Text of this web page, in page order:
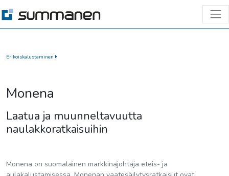
Erikoiskalustaminen
Monena
Laatua ja muunneltavuutta
naulakkoratkaisuihin
Monena on suomalainen markkinajohtaja eteis- ja